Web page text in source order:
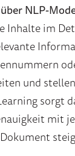
NLP-
Inhalte im
und
sorgt
mit